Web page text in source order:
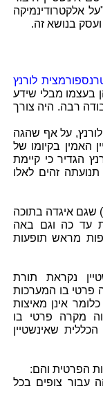
אלקטרודינמיקה
לורנץ
בעצמו מבלי שידע
רבה. היה צורך
על אף שהגה
האמין בקיומו של
הגדיר כי קיימת
תנועתה זהים לאלו
שגם איגדה בתוכה
עד כה וגם באה
מראש תופעות
נקראת תורת
פרטי בו המערכות
אינן מאיצות
מקרה פרטי בו
שאינשטיין
הפרטית והם:
עבור צופים בכל